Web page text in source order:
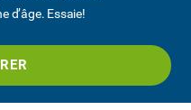
d’âge. Essaie!